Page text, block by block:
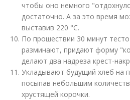
чтобы оно немного
достаточно. А за это время
выставив 220 °С.
По прошествии 30 минут
разминают, придают форму
делают два надреза крест-
Укладывают будущий хлеб на
посыпав небольшим
хрустящей корочки.